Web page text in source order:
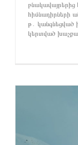
բնակավայրերից
հիմնադիրների
թ․ կանգնեցված
կերտված